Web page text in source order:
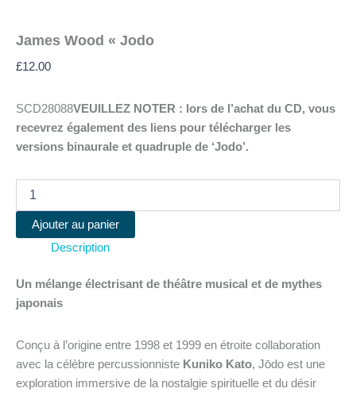
James Wood « Jodo
£12.00
SCD28088VEUILLEZ NOTER : lors de l’achat du CD, vous
recevrez également des liens pour télécharger les
versions binaurale et quadruple de ‘Jodo’.
quantité
James
Wood
Ajouter au panier
Description
Un mélange électrisant de théâtre musical et de mythes
japonais
Conçu à l’origine entre 1998 et 1999 en étroite collaboration
avec la célèbre percussionniste Kuniko Kato, Jōdo est une
exploration immersive de la nostalgie spirituelle et du désir